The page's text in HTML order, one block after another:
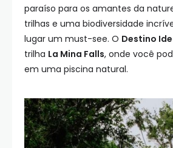
paraíso para os amantes da
trilhas e uma biodiversidade
lugar um must-see. O Destino
trilha La Mina Falls, onde você
em uma piscina natural.